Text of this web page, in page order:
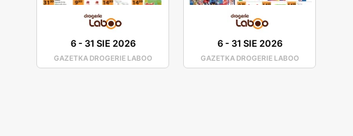
6- 31 SIE 2026
GAZETKA DROGERIE LABOO
6- 31 SIE 2026
GAZETKA DROGERIE LABOO